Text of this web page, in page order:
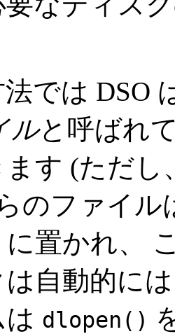
では DSO
ルと呼ばれ
ます (ただ
のファイ
に置かれ、
自動的に
dlopen()